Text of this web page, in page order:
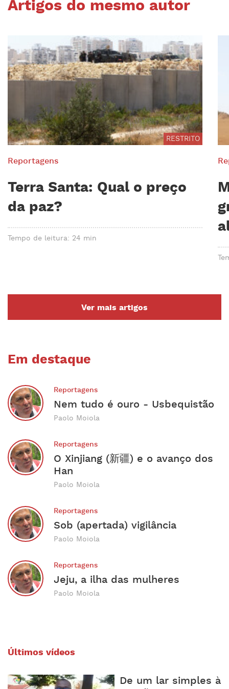
Em destaque
Reportagens
Nem tudo é ouro - Usbequistão
Paolo Moiola
Reportagens
O Xinjiang (新疆) e o avanço dos
Han
Paolo Moiola
Reportagens
Sob (apertada) vigilância
Paolo Moiola
Reportagens
Jeju, a ilha das mulheres
Paolo Moiola
Últimos vídeos
De um lar simples à
Artigos do mesmo autor
RESTRITO
Reportagens
Terra Santa: Qual o preço
da paz?
Tempo de leitura: 24 min
Ver mais artigos